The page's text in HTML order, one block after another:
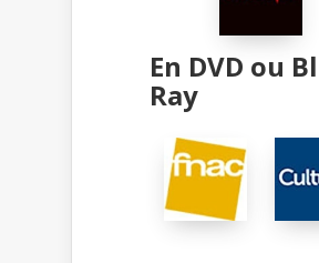
En DVD ou
Ray